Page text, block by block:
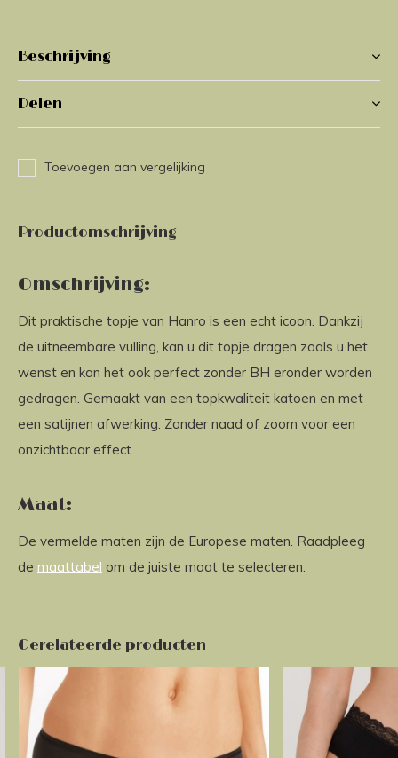
Beschrijving
Delen
Toevoegen aan vergelijking
Productomschrijving
Omschrijving:
Dit praktische topje van Hanro is een echt icoon. Dankzij
de uitneembare vulling, kan u dit topje dragen zoals u het
wenst en kan het ook perfect zonder BH eronder worden
gedragen. Gemaakt van een topkwaliteit katoen en met
een satijnen afwerking. Zonder naad of zoom voor een
onzichtbaar effect.
Maat:
De vermelde maten zijn de Europese maten. Raadpleeg
de maattabel om de juiste maat te selecteren.
Gerelateerde producten